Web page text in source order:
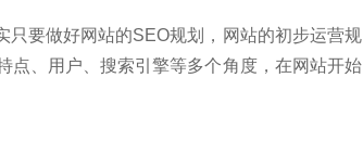
要做好网站的SEO规划，网站的初步运营规
点、用户、搜索引擎等多个角度，在网站开始